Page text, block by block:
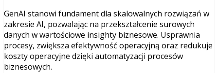
GenAI stanowi fundament dla skalowalnych rozwiązań w
zakresie AI, pozwalając na przekształcenie surowych
danych w wartościowe insighty biznesowe. Usprawnia
procesy, zwiększa efektywność operacyjną oraz redukuje
koszty operacyjne dzięki automatyzacji procesów
biznesowych.